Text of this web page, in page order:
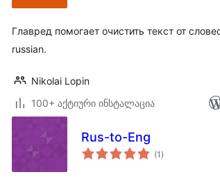
Главред помогает очистить текст от
russian.
Nikolai Lopin
100+ აქტიური ინსტალაცია
Rus-to-Eng
(1 საერთო
რეიტინგი
)